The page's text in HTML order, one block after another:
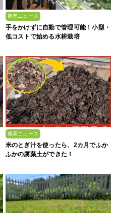
農業ニュース
手をかけずに自動で管理可能！小型・
低コストで始める水耕栽培
農業ニュース
米のとぎ汁を使ったら、2カ月でふか
ふかの腐葉土ができた！